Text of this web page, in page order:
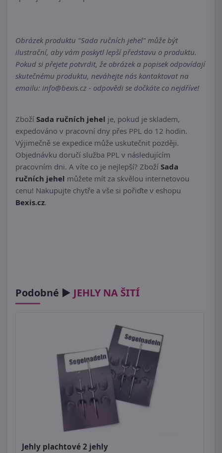
Obrázek produktu "Sada ručních jehel" může být
ilustrační, aby vám poskytl lepší představu o produktu.
Pokud si přejete potvrdit, že obrázek a popisek odpovídají
skutečnému produktu, neváhejte nás kontaktovat na
emailu: info@bexis.cz - odpovědi se dočkáte co nejdříve!
Zboží Sada ručních jehel je, pokud je skladem,
expedováno v pracovní dny přes PPL do 12 hodin.
Výjimečně se expedice může uskutečnit později.
Objednávku doručí služba PPL v následujícím
pracovním dni. A víte co je nejlepší? Zboží Sada
ručních jehel můžete mít za skvělou internetovou
cenu! Nakupujte chytře a vše si pořiďte v eshopu
Bexis.cz.
Podobné ► JEHLY NA ŠITÍ
Jehly plachtové 2 jehly